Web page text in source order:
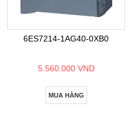
6ES7214-1AG40-0XB0
5.560.000 VND
MUA HÀNG